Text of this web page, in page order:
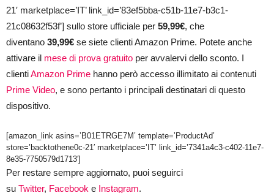
21′ marketplace=’IT’ link_id=’83ef5bba-c51b-11e7-b3c1-
21c08632f53f’] sullo store ufficiale per 59,99€, che
diventano 39,99€ se siete clienti Amazon Prime. Potete anche
attivare il mese di prova gratuito per avvalervi dello sconto. I
clientiAmazon Prime hanno però accesso illimitato ai contenuti
Prime Video, e sono pertanto i principali destinatari di questo
dispositivo.
[amazon_link asins=’B01ETRGE7M’ template=’ProductAd’
store=’backtothene0c-21′ marketplace=’IT’ link_id=’7341a4c3-c402-11e7-
8e35-7750579d1713′]
Per restare sempre aggiornato, puoi seguirci
su Twitter, Facebook e Instagram.